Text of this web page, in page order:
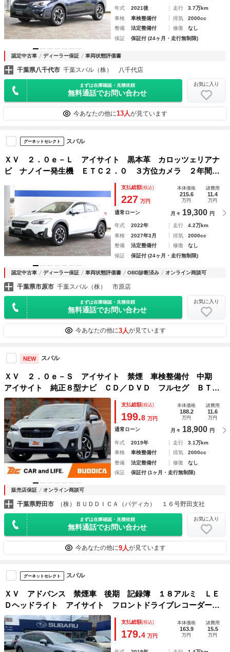
年式 2021後 走行
3.7万km
車検
車検整備付 排気
2000cc
整備
法定整備付 修復
なし
保証
保証付 (24ヶ月・走行無制限)
認定中古車 ディーラー保証 車両状態評価書
千葉県八千代市 千葉スバル（株） 八千代店
まずは在庫確認・見積依頼
無料通話でお問い合わせ
お気に入り
今あなたの他に13人が見ています
グーネットセレクト スバル
ＸＶ ２．０ｅ－Ｌ アイサイト 黒本革 カロッツェリアナ
ビ ナノイー発生機 ＥＴＣ２．０ ３方位カメラ ２年間走
行距離無制限保証 アイサイトＶｅｒ３ 衝突回避ブレーキ
全車速追尾式クルーズコントロール 車線中央維持機能 側後
方警戒システム後退時ブレーキアシスト
支払総額(税込)
227 万円
本体価格
215.6
万円
諸費用
11.4
万円
通常ローン 月々 19,300 円
年式 2022年 走行
4.2万km
車検
2027年3月 排気
2000cc
整備
法定整備付 修復
なし
保証
保証付 (24ヶ月・走行無制限)
認定中古車 ディーラー保証 車両状態評価書 OBD診断済み オンライン商談可
千葉県市原市 千葉スバル（株） 市原店
まずは在庫確認・見積依頼
無料通話でお問い合わせ
お気に入り
今あなたの他に3人が見ています
NEW スバル
ＸＶ ２．０ｅ－Ｓ アイサイト 禁煙 車検整備付 中期
アイサイト 純正８型ナビ ＣＤ／ＤＶＤ フルセグ ＢＴ
Ｆカメラ Ｓカメラ Ｂカメラ ＬＥＤヘッド Ａライト パ
ドルシフト 横滑り防止 １２Ｖソケット 純正１８インチＡ
Ｗ
支払総額(税込)
199.8 万円
本体価格
188.2
万円
諸費用
11.6
万円
通常ローン 月々 18,900 円
年式 2019年 走行
3.1万km
車検
車検整備付 排気
2000cc
整備
法定整備付 修復
なし
保証
保証付 (1ヶ月・走行無制限)
販売店保証 オンライン商談可
千葉県野田市 （株）ＢＵＤＤＩＣＡ（バディカ） １６号野田支社
まずは在庫確認・見積依頼
無料通話でお問い合わせ
お気に入り
今あなたの他に9人が見ています
グーネットセレクト スバル
ＸＶ アドバンス 禁煙車 後期 記録簿 １８アルミ ＬＥ
Ｄヘッドライト アイサイト フロントドライブレコーダー
サイド・バックカメラ スマートキー パワーシート ナビ
フルセグＴＶ Ｂｌｕｅｔｏｏｔｈ接続 ＥＴＣ
支払総額(税込)
179.4 万円
本体価格
163.9
万円
諸費用
15.5
万円